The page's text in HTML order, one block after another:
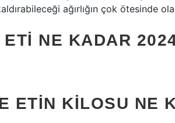
ağırlığın çok ötesinde
NE KADAR
ETIN KILOSU NE